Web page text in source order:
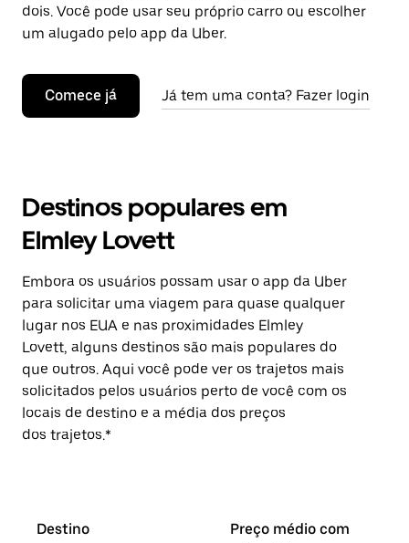
dois. Você pode usar seu próprio carro ou escolher
um alugado pelo app da Uber.
Comece já Já tem uma conta? Fazer login
Destinos populares em
Elmley Lovett
Embora os usuários possam usar o app da Uber
para solicitar uma viagem para quase qualquer
lugar nos EUA e nas proximidades Elmley
Lovett, alguns destinos são mais populares do
que outros. Aqui você pode ver os trajetos mais
solicitados pelos usuários perto de você com os
locais de destino e a média dos preços
dos trajetos.*
Destino
Preço médio com